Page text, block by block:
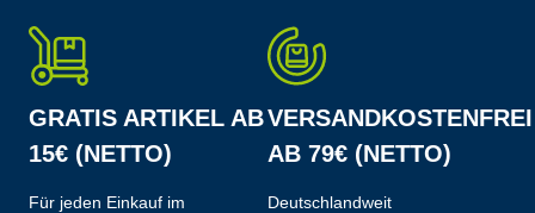
GRATIS ARTIKEL AB
15€ (NETTO)
Für jeden Einkauf im
VERSANDKOSTENFREI
AB 79€ (NETTO)
Deutschlandweit